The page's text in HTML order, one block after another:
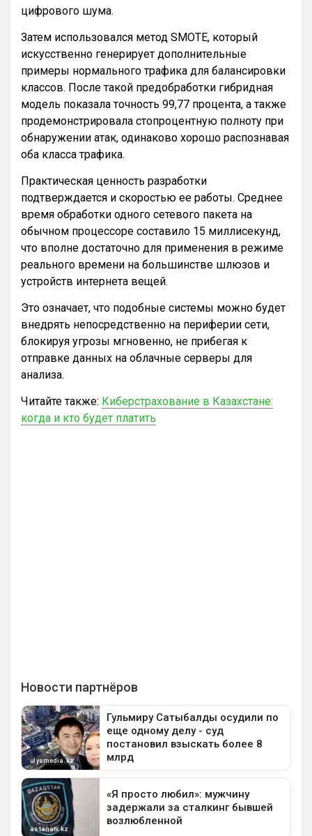
цифрового шума.
Затем использовался метод SMOTE, который
искусственно генерирует дополнительные
примеры нормального трафика для балансировки
классов. После такой предобработки гибридная
модель показала точность 99,77 процента, а также
продемонстрировала стопроцентную полноту при
обнаружении атак, одинаково хорошо распознавая
оба класса трафика.
Практическая ценность разработки
подтверждается и скоростью ее работы. Среднее
время обработки одного сетевого пакета на
обычном процессоре составило 15 миллисекунд,
что вполне достаточно для применения в режиме
реального времени на большинстве шлюзов и
устройств интернета вещей.
Это означает, что подобные системы можно будет
внедрять непосредственно на периферии сети,
блокируя угрозы мгновенно, не прибегая к
отправке данных на облачные серверы для
анализа.
Читайте также: Киберстрахование в Казахстане:
когда и кто будет платить